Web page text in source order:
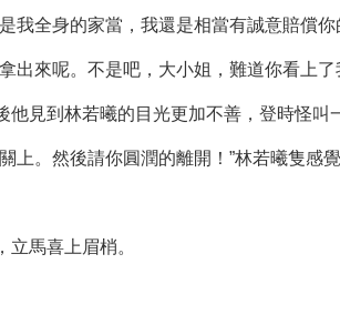
我全身的家當，我還是相當有誠意賠償你
出來呢。不是吧，大小姐，難道你看上
見到林若曦的目光更加不善，登時怪叫
。然後請你圓潤的離開！”林若曦隻感
馬喜上眉梢。